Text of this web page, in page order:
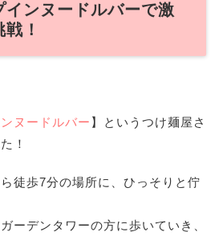
インヌードルバーで激
！
ヌードルバー 】というつけ麺屋さ
！
徒歩7分の場所に、ひっそりと佇
ーデンタワーの方に歩いていき、